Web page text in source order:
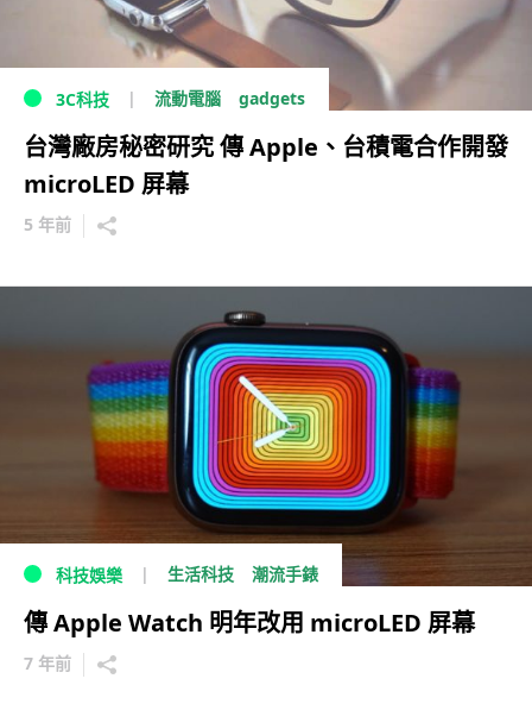
3C科技 流動電腦 gadgets
台灣廠房秘密研究 傳 Apple、台積電合作開發
microLED 屏幕
5 年前
科技娛樂 生活科技 潮流手錶
傳 Apple Watch 明年改用 microLED 屏幕
7 年前